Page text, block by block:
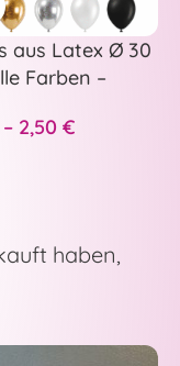
aus Latex Ø 30
Farben –
– 2,50 €
haben,